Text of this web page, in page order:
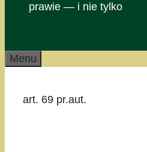
prawie — i nie tylko
Menu
art. 69 pr.aut.